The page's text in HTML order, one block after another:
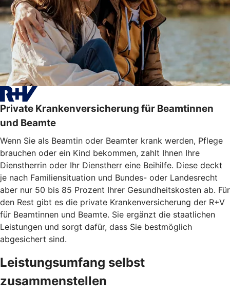
Private Krankenversicherung für Beamtinnen
und Beamte
Wenn Sie als Beamtin oder Beamter krank werden, Pflege
brauchen oder ein Kind bekommen, zahlt Ihnen Ihre
Dienstherrin oder Ihr Dienstherr eine Beihilfe. Diese deckt
je nach Familiensituation und Bundes- oder Landesrecht
aber nur 50 bis 85 Prozent Ihrer Gesundheitskosten ab. Für
den Rest gibt es die private Krankenversicherung der R+V
für Beamtinnen und Beamte. Sie ergänzt die staatlichen
Leistungen und sorgt dafür, dass Sie bestmöglich
abgesichert sind.
Leistungsumfang selbst
zusammenstellen